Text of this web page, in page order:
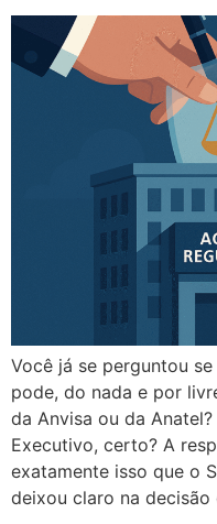
Você já se perguntou
pode, do nada e por
da Anvisa ou da
Executivo, certo? A
exatamente isso que o
deixou claro na